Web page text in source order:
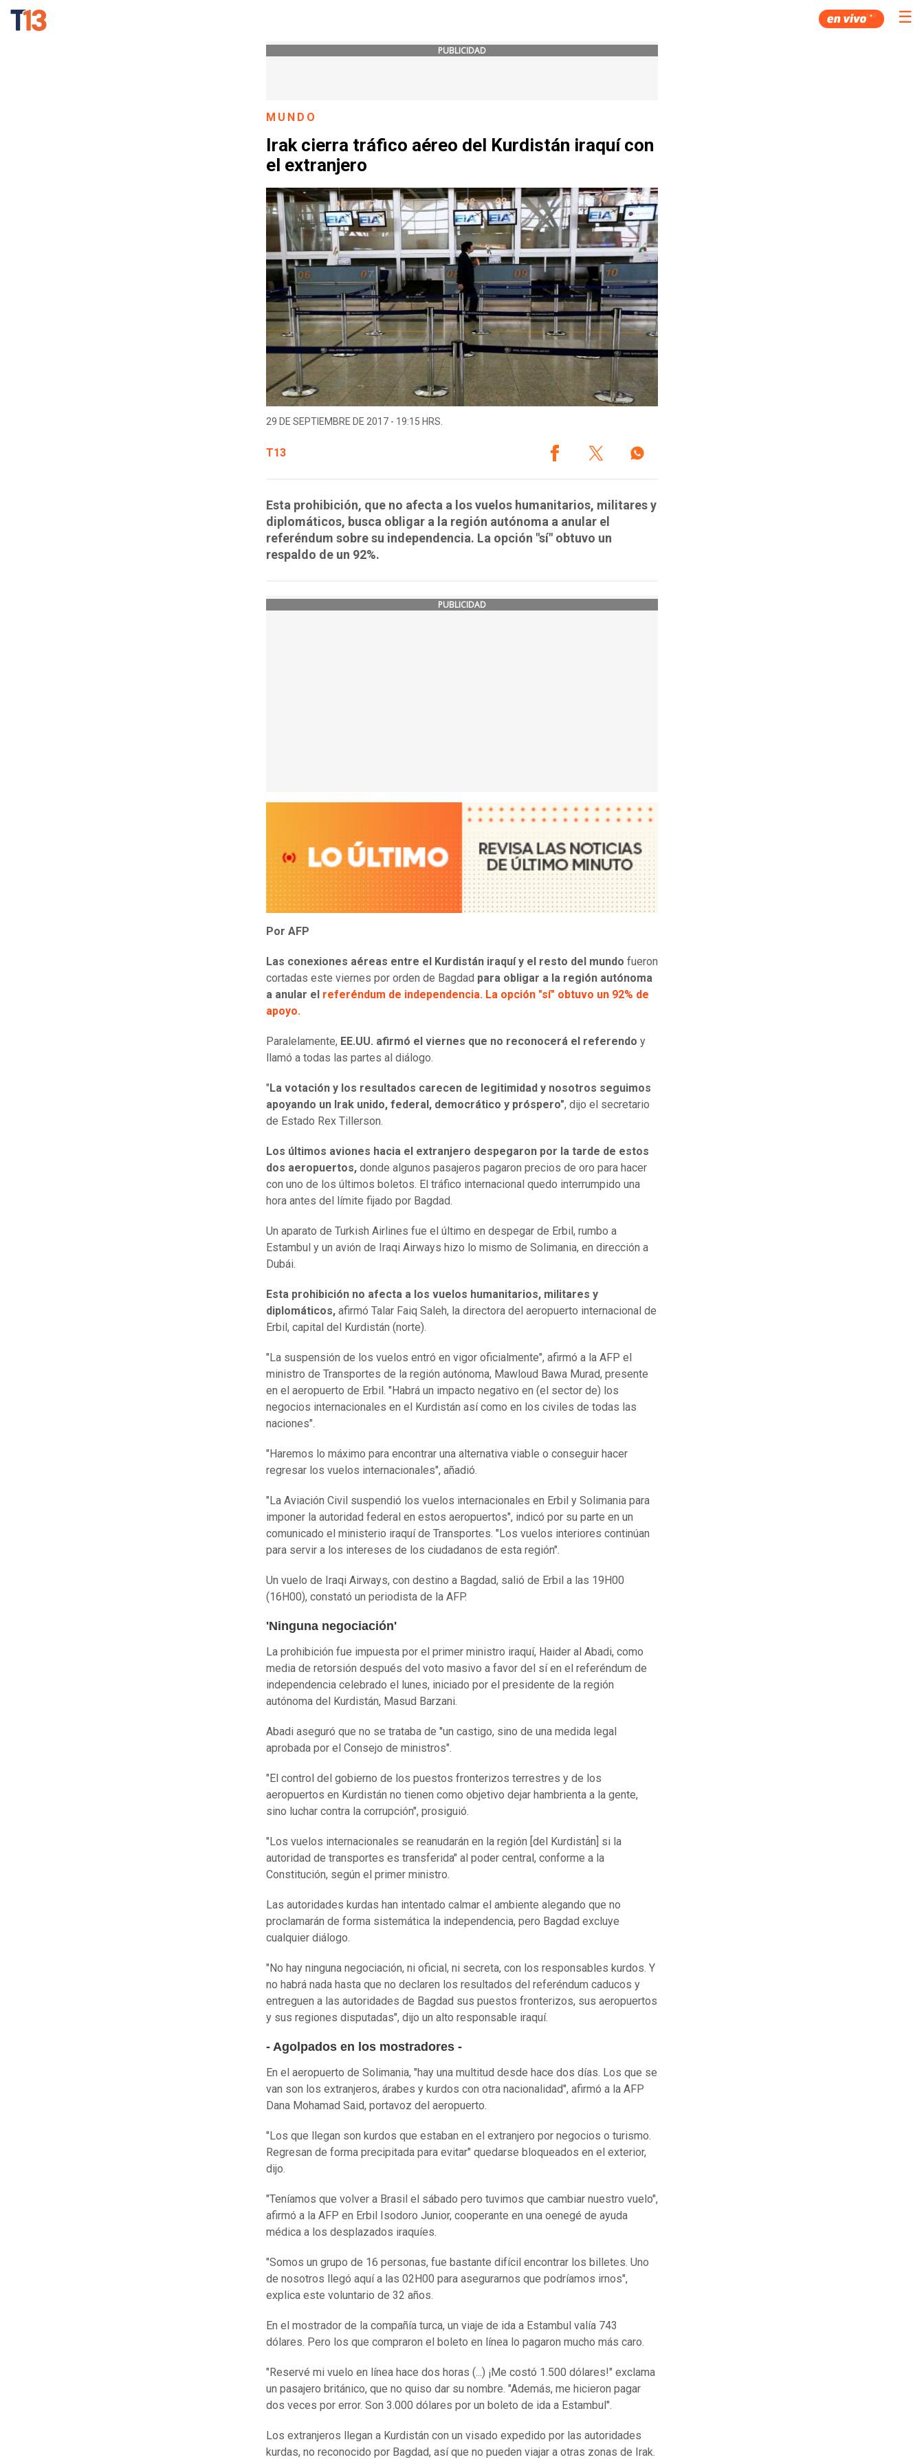
☰
PUBLICIDAD
MUNDO
Irak cierra tráfico aéreo del Kurdistán iraquí con
el extranjero
29 DE SEPTIEMBRE DE 2017 - 19:15 HRS.
T13
Esta prohibición, que no afecta a los vuelos humanitarios, militares y
diplomáticos, busca obligar a la región autónoma a anular el
referéndum sobre su independencia. La opción "sí" obtuvo un
respaldo de un 92%.
PUBLICIDAD
Por AFP
Las conexiones aéreas entre el Kurdistán iraquí y el resto del mundo fueron
cortadas este viernes por orden de Bagdad para obligar a la región autónoma
a anular el referéndum de independencia. La opción "sí" obtuvo un 92% de
apoyo.
Paralelamente, EE.UU. afirmó el viernes que no reconocerá el referendo y
llamó a todas las partes al diálogo.
" La votación y los resultados carecen de legitimidad y nosotros seguimos
apoyando un Irak unido, federal, democrático y próspero", dijo el secretario
de Estado Rex Tillerson.
Los últimos aviones hacia el extranjero despegaron por la tarde de estos
dos aeropuertos, donde algunos pasajeros pagaron precios de oro para hacer
con uno de los últimos boletos. El tráfico internacional quedo interrumpido una
hora antes del límite fijado por Bagdad.
Un aparato de Turkish Airlines fue el último en despegar de Erbil, rumbo a
Estambul y un avión de Iraqi Airways hizo lo mismo de Solimania, en dirección a
Dubái.
Esta prohibición no afecta a los vuelos humanitarios, militares y
diplomáticos, afirmó Talar Faiq Saleh, la directora del aeropuerto internacional de
Erbil, capital del Kurdistán (norte).
"La suspensión de los vuelos entró en vigor oficialmente", afirmó a la AFP el
ministro de Transportes de la región autónoma, Mawloud Bawa Murad, presente
en el aeropuerto de Erbil. "Habrá un impacto negativo en (el sector de) los
negocios internacionales en el Kurdistán así como en los civiles de todas las
naciones".
"Haremos lo máximo para encontrar una alternativa viable o conseguir hacer
regresar los vuelos internacionales", añadió.
"La Aviación Civil suspendió los vuelos internacionales en Erbil y Solimania para
imponer la autoridad federal en estos aeropuertos", indicó por su parte en un
comunicado el ministerio iraquí de Transportes. "Los vuelos interiores continúan
para servir a los intereses de los ciudadanos de esta región".
Un vuelo de Iraqi Airways, con destino a Bagdad, salió de Erbil a las 19H00
(16H00), constató un periodista de la AFP.
'Ninguna negociación'
La prohibición fue impuesta por el primer ministro iraquí, Haider al Abadi, como
media de retorsión después del voto masivo a favor del sí en el referéndum de
independencia celebrado el lunes, iniciado por el presidente de la región
autónoma del Kurdistán, Masud Barzani.
Abadi aseguró que no se trataba de "un castigo, sino de una medida legal
aprobada por el Consejo de ministros".
"El control del gobierno de los puestos fronterizos terrestres y de los
aeropuertos en Kurdistán no tienen como objetivo dejar hambrienta a la gente,
sino luchar contra la corrupción", prosiguió.
"Los vuelos internacionales se reanudarán en la región [del Kurdistán] si la
autoridad de transportes es transferida" al poder central, conforme a la
Constitución, según el primer ministro.
Las autoridades kurdas han intentado calmar el ambiente alegando que no
proclamarán de forma sistemática la independencia, pero Bagdad excluye
cualquier diálogo.
"No hay ninguna negociación, ni oficial, ni secreta, con los responsables kurdos. Y
no habrá nada hasta que no declaren los resultados del referéndum caducos y
entreguen a las autoridades de Bagdad sus puestos fronterizos, sus aeropuertos
y sus regiones disputadas", dijo un alto responsable iraquí.
- Agolpados en los mostradores -
En el aeropuerto de Solimania, "hay una multitud desde hace dos días. Los que se
van son los extranjeros, árabes y kurdos con otra nacionalidad", afirmó a la AFP
Dana Mohamad Said, portavoz del aeropuerto.
"Los que llegan son kurdos que estaban en el extranjero por negocios o turismo.
Regresan de forma precipitada para evitar" quedarse bloqueados en el exterior,
dijo.
"Teníamos que volver a Brasil el sábado pero tuvimos que cambiar nuestro vuelo",
afirmó a la AFP en Erbil Isodoro Junior, cooperante en una oenegé de ayuda
médica a los desplazados iraquíes.
"Somos un grupo de 16 personas, fue bastante difícil encontrar los billetes. Uno
de nosotros llegó aquí a las 02H00 para asegurarnos que podríamos irnos",
explica este voluntario de 32 años.
En el mostrador de la compañía turca, un viaje de ida a Estambul valía 743
dólares. Pero los que compraron el boleto en línea lo pagaron mucho más caro.
"Reservé mi vuelo en línea hace dos horas (...) ¡Me costó 1.500 dólares!" exclama
un pasajero británico, que no quiso dar su nombre. "Además, me hicieron pagar
dos veces por error. Son 3.000 dólares por un boleto de ida a Estambul".
Los extranjeros llegan a Kurdistán con un visado expedido por las autoridades
kurdas, no reconocido por Bagdad, así que no pueden viajar a otras zonas de Irak.